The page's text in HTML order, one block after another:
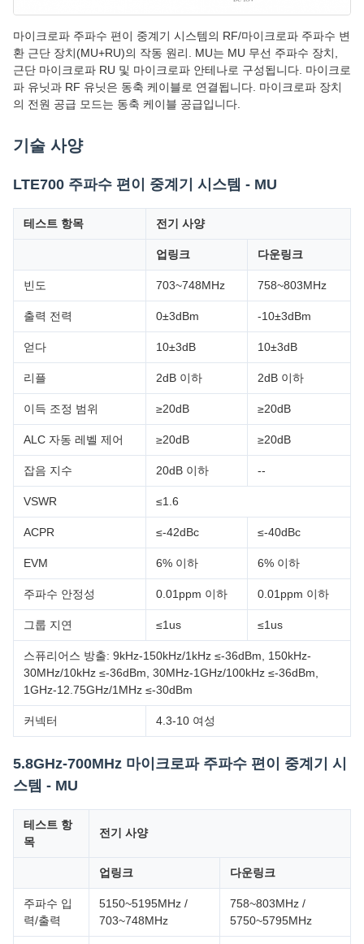
마이크로파 주파수 편이 중계기 시스템의 RF/마이크로파 주파수 변
환 근단 장치(MU+RU)의 작동 원리. MU는 MU 무선 주파수 장치,
근단 마이크로파 RU 및 마이크로파 안테나로 구성됩니다. 마이크로
파 유닛과 RF 유닛은 동축 케이블로 연결됩니다. 마이크로파 장치
의 전원 공급 모드는 동축 케이블 공급입니다.
기술 사양
LTE700 주파수 편이 중계기 시스템 - MU
테스트 항목 전기 사양
업링크 다운링크
빈도 703~748MHz 758~803MHz
출력 전력 0±3dBm -10±3dBm
얻다 10±3dB 10±3dB
리플 2dB 이하 2dB 이하
이득 조정 범위 ≥20dB ≥20dB
ALC 자동 레벨 제어 ≥20dB ≥20dB
잡음 지수 20dB 이하 --
VSWR ≤1.6
ACPR ≤-42dBc ≤-40dBc
EVM 6% 이하 6% 이하
주파수 안정성 0.01ppm 이하 0.01ppm 이하
그룹 지연 ≤1us ≤1us
스퓨리어스 방출: 9kHz-150kHz/1kHz ≤-36dBm, 150kHz-
30MHz/10kHz ≤-36dBm, 30MHz-1GHz/100kHz ≤-36dBm,
1GHz-12.75GHz/1MHz ≤-30dBm
커넥터 4.3-10 여성
5.8GHz-700MHz 마이크로파 주파수 편이 중계기 시
스템 - MU
테스트 항
목
전기 사양
업링크 다운링크
주파수 입
력/출력
5150~5195MHz /
703~748MHz
758~803MHz /
5750~5795MHz